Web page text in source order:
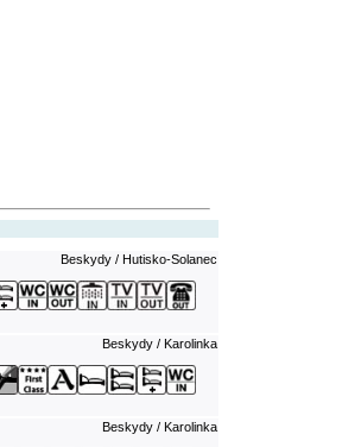
Beskydy / Hutisko-Solanec
Beskydy / Karolinka
Beskydy / Karolinka